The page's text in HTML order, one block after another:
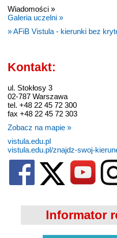
Wiadomości »
Galeria uczelni »
» AFiB Vistula - kierunki bez
Kontakt:
ul. Stokłosy 3
02-787 Warszawa
tel. +48 22 45 72 300
fax +48 22 45 72 303
Zobacz na mapie »
vistula.edu.pl
vistula.edu.pl/znajdz-swoj-
Informator